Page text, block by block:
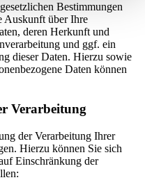
Bestimmungen
Auskunft über Ihre
deren Herkunft und
und ggf. ein
dieser Daten. Hierzu sowie
Daten können
Verarbeitung
der Verarbeitung Ihrer
Hierzu können Sie sich
Einschränkung der